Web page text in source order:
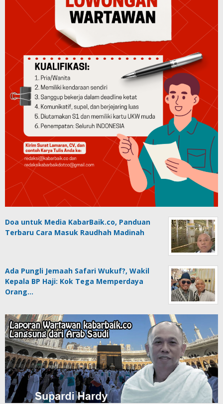
Doa untuk Media KabarBaik.co, Panduan
Terbaru Cara Masuk Raudhah Madinah
Ada Pungli Jemaah Safari Wukuf?, Wakil
Kepala BP Haji: Kok Tega Memperdaya
Orang…